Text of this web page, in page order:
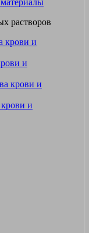
растворов
и
и